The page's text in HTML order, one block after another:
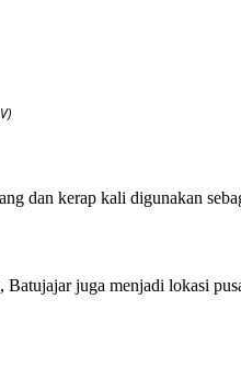
dan kerap kali digunakan
juga menjadi lokasi